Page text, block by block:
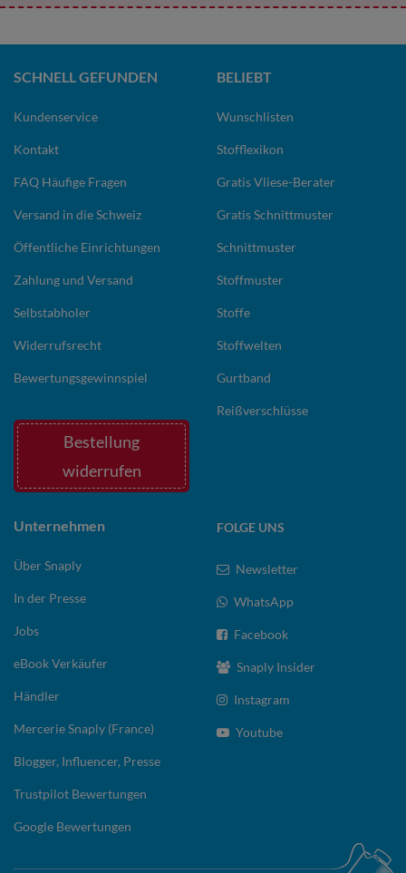
SCHNELL GEFUNDEN
Kundenservice
Kontakt
FAQ Häufige Fragen
Versand in die Schweiz
Öffentliche Einrichtungen
Zahlung und Versand
Selbstabholer
Widerrufsrecht
Bewertungsgewinnspiel
Bestellung
widerrufen
BELIEBT
Wunschlisten
Stofflexikon
Gratis Vliese-Berater
Gratis Schnittmuster
Schnittmuster
Stoffmuster
Stoffe
Stoffwelten
Gurtband
Reißverschlüsse
Unternehmen
Über Snaply
In der Presse
Jobs
eBook Verkäufer
Händler
Mercerie Snaply (France)
Blogger, Influencer, Presse
Trustpilot Bewertungen
Google Bewertungen
FOLGE UNS
Newsletter
WhatsApp
Facebook
Snaply Insider
Instagram
Youtube